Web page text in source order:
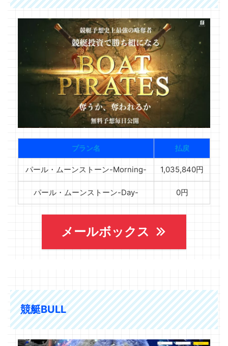
プラン名 払戻
パール・ムーンストーン-Morning- 1,035,840円
パール・ムーンストーン-Day- 0円
メールボックス
競艇BULL